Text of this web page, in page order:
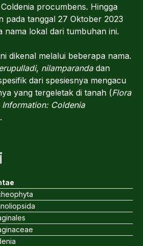
procumbens. Hingga
pada tanggal 27 Oktober 2023
nama lokal dari tumbuhan ini.
dikenal melalui beberapa nama.
, nilamparandadan
dari spesiesnya mengacu
yang tergeletak di tanah (Flora
Coldenia